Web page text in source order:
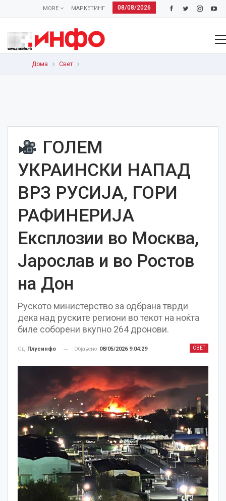
08/08/2026
МАРКЕТИНГ
MORE
Дома Свет
ГОЛЕМ
УКРАИНСКИ НАПАД
ВРЗ РУСИЈА, ГОРИ
РАФИНЕРИЈА
Експлозии во Москва,
Јарослав и во Ростов
на Дон
Руското министерство за одбрана тврди
дека над руските региони во текот на ноќта
биле соборени вкупно 264 дронови.
СВЕТ
Од Плусинфо Објавено 08/05/2026 9:04:29